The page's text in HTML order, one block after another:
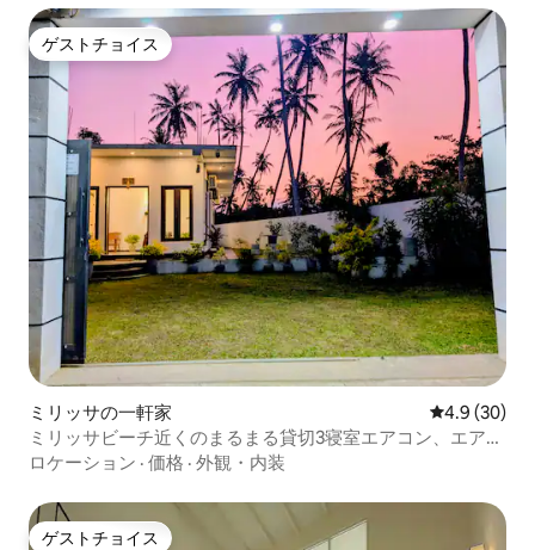
ゲストチョイス
ゲストチョイス
ミリッサの一軒家 レビュー30
4.9 (30)
ミリッサビーチ近くのまるまる貸切3寝室エアコン、エアコ
ンなし
ロケーション · 価格 · 外観・内装
ゲストチョイス